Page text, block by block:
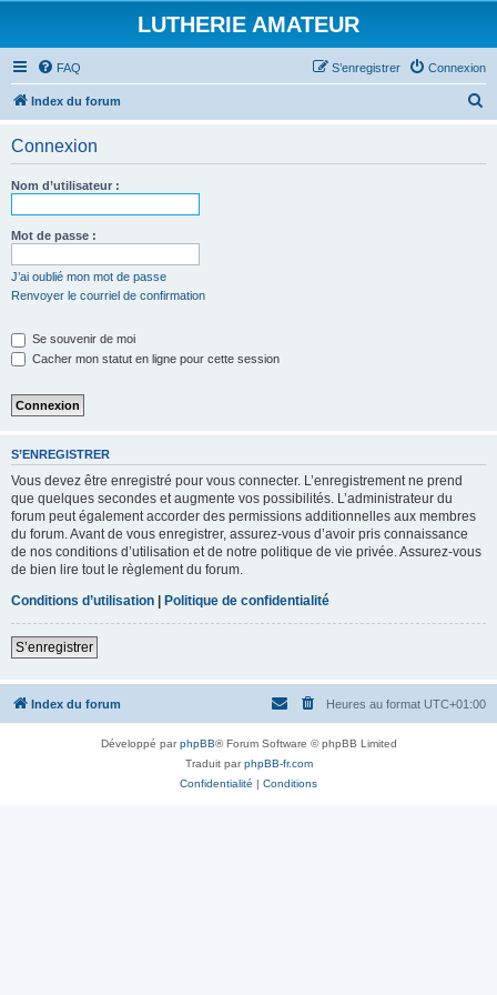
LUTHERIE AMATEUR
FAQ Connexion
S’enregistrer
Index du forum
Connexion
Nom d’utilisateur :
Mot de passe :
J’ai oublié mon mot de passe
Renvoyer le courriel de confirmation
Se souvenir de moi
Cacher mon statut en ligne pour cette session
S’ENREGISTRER
Vous devez être enregistré pour vous connecter. L’enregistrement ne prend
que quelques secondes et augmente vos possibilités. L’administrateur du
forum peut également accorder des permissions additionnelles aux membres
du forum. Avant de vous enregistrer, assurez-vous d’avoir pris connaissance
de nos conditions d’utilisation et de notre politique de vie privée. Assurez-vous
de bien lire tout le règlement du forum.
Conditions d’utilisation | Politique de confidentialité
S’enregistrer
Index du forum Heures au format UTC+01:00
Développé parphpBB® Forum Software © phpBB Limited
Traduit parphpBB-fr.com
Confidentialité | Conditions